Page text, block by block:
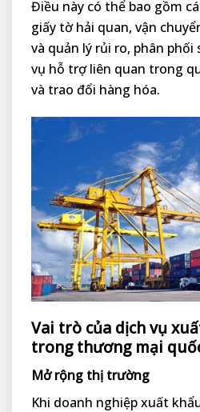
Điều này có thể bao gồm
giấy tờ hải quan, vận
và quản lý rủi ro, phân phối
vụ hỗ trợ liên quan trong
và trao đổi hàng hóa.
Vai trò của dịch vụ
trong thương mại
Mở rộng thị trường
Khi doanh nghiệp xuất